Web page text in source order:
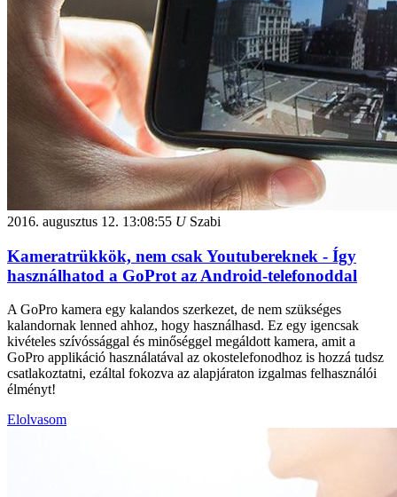
2016. augusztus 12. 13:08:55 USzabi
Kameratrükkök, nem csak Youtubereknek - Így
használhatod a GoProt az Android-telefonoddal
A GoPro kamera egy kalandos szerkezet, de nem szükséges
kalandornak lenned ahhoz, hogy használhasd. Ez egy igencsak
kivételes szívóssággal és minőséggel megáldott kamera, amit a
GoPro applikáció használatával az okostelefonodhoz is hozzá tudsz
csatlakoztatni, ezáltal fokozva az alapjáraton izgalmas felhasználói
élményt!
Elolvasom